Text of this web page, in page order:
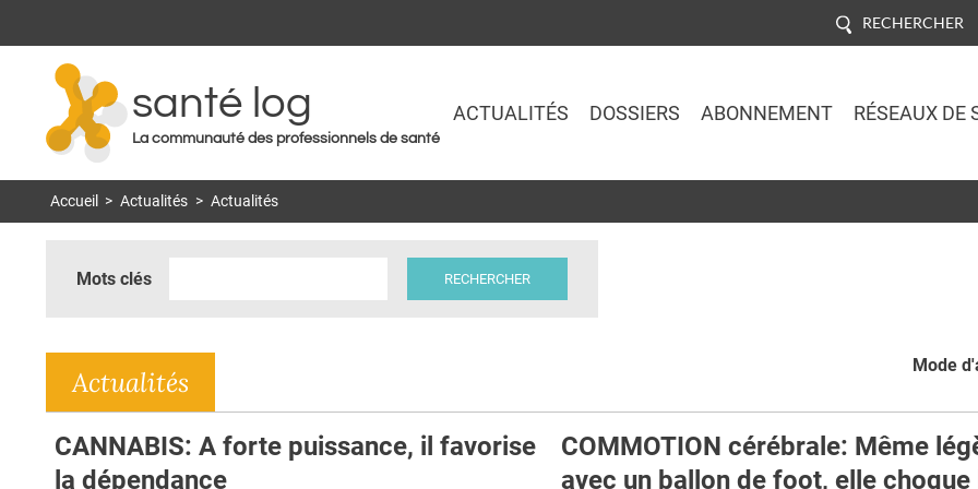
RECHERCHER
santé log
La communauté des professionnels de santé
ACTUALITÉS DOSSIERS ABONNEMENT RÉSEAUX DE
Accueil > Actualités > Actualités
Mots clés
Mode
Actualités
CANNABIS: A forte puissance, il favorise
la dépendance
COMMOTION cérébrale: Même
avec un ballon de foot, elle choque